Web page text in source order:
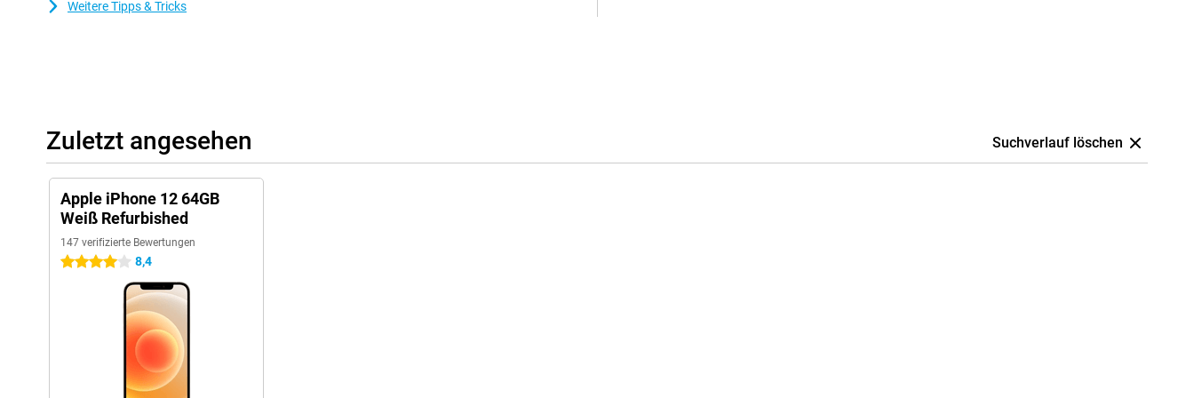
Weitere Tipps & Tricks
Zuletzt angesehen Suchverlauf löschen
Apple iPhone 12 64GB
Weiß Refurbished
147 verifizierte Bewertungen
4 Sterne 8,4